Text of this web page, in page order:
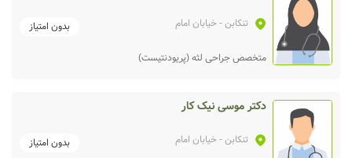
تنکابن- خیابان امام بدون امتیاز
متخصص جراحی لثه (پریودنتیست)
دکتر موسی نیک کار
تنکابن- خیابان امام بدون امتیاز